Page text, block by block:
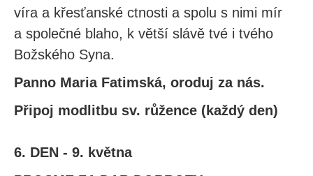
víra a křesťanské ctnosti a spolu s nimi mír
a společné blaho, k větší slávě tvé i tvého
Božského Syna.
Panno Maria Fatimská, oroduj za nás.
Připoj modlitbu sv. růžence (každý den)
6. DEN - 9. května